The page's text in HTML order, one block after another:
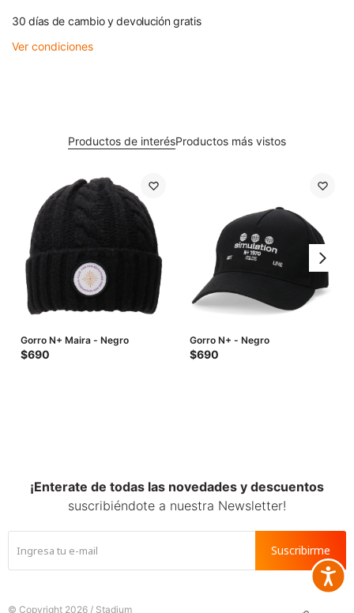
30 días de cambio y devolución gratis
Ver condiciones
Productos de interésProductos más vistos
Gorro N+ Maira - Negro
$690
Gorro N+ - Negro
$690
¡Enterate de todas las novedades y descuentos
suscribiéndote a nuestra Newsletter!
Suscribirme
© Copyright 2026 / Stadium